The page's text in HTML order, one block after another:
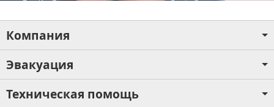
Компания
Эвакуация
Техническая помощь